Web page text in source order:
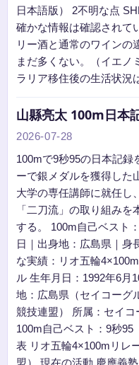
日本語版） 2不明な点
確かな情報は確認されて
リー酒と通常のワインの
まだ多くない。（イエノ
ラリア移住後の生活状
山縣亮太 100m日本
2026-07-28
100mで9秒95の日本記録
ーで銀メダルを獲得した
大学の専任講師に就任し
「二刀流」の取り組み
する。 100m自己ベスト
日｜出身地：広島県｜身
な実績：リオ五輪
ル 生年月日：1992年6月
地：広島県（セイコーグ
競技連盟） 所属：セイ
100m自己ベスト：9秒95
表 リオ五輪4×100mリレ
盟） 現在の活動 慶應義